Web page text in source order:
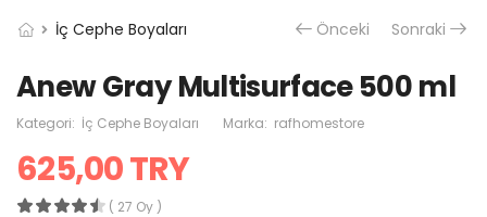
İç Cephe Boyaları Önceki Sonraki
Anew Gray Multisurface 500 ml
Kategori: İç Cephe Boyaları Marka: rafhomestore
625,00 TRY
( 27 Oy )